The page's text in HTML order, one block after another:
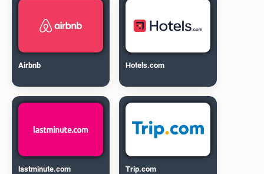
Airbnb Hotels.com
lastminute.com Trip.com